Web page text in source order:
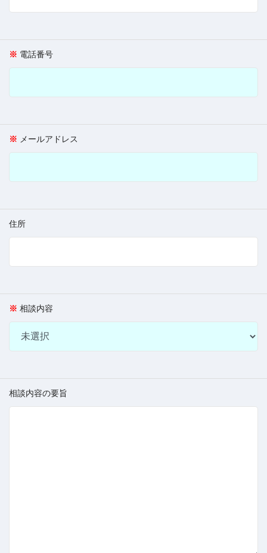
電話番号
メールアドレス
住所
相談内容
相談内容の要旨